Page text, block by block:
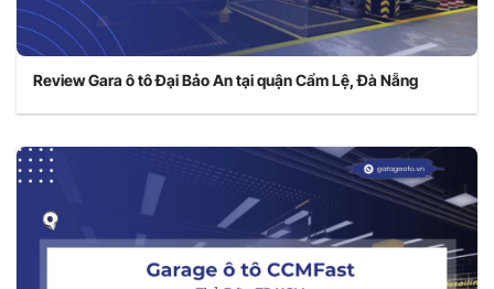
Review Gara ô tô Đại Bảo An tại quận Cẩm Lệ, Đà Nẵng